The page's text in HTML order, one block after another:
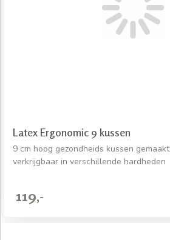
Latex Ergonomic 9 kussen
9 cm hoog gezondheids kussen
verkrijgbaar in verschillende hardheden
119,-